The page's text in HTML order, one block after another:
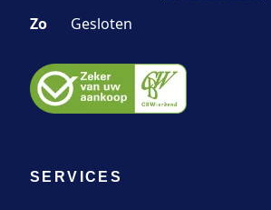
Zo
Gesloten
SERVICES